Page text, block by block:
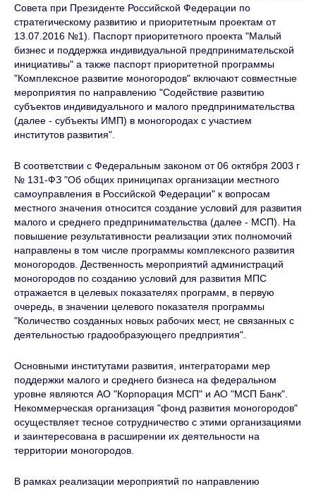
Совета при Президенте Российской Федерации по
стратегическому развитию и приоритетным проектам от
13.07.2016 №1). Паспорт приоритетного проекта "Малый
бизнес и поддержка индивидуальной предпринимательской
инициативы" а также паспорт приоритетной программы
"Комплексное развитие моногородов" включают совместные
мероприятия по направлению "Содействие развитию
субъектов индивидуального и малого предпринимательства
(далее - субъекты ИМП) в моногородах с участием
институтов развития".
В соответствии с Федеральным законом от 06 октября 2003 г
№ 131-ФЗ "Об общих приниципах организации местного
самоуправления в Российской Федерации" к вопросам
местного значения относится создание условий для развития
малого и среднего предпринимательства (далее - МСП). На
повышение результативности реализации этих полномочий
направлены в том числе программы комплексного развития
моногородов. Дественность мероприятий администраций
моногородов по созданию условий для развития МПС
отражается в целевых показателях программ, в первую
очередь, в значении целевого показателя программы
"Количество созданных новых рабочих мест, не связанных с
деятельностью градообразующего предприятия".
Основными институтами развития, интеграторами мер
поддержки малого и среднего бизнеса на федеральном
уровне являются АО "Корпорация МСП" и АО "МСП Банк".
Некоммерческая организация "фонд развития моногородов"
осуществляет тесное сотрудничество с этими организациями
и заинтересована в расширении их деятельности на
территории моногородов.
В рамках реализации мероприятий по направлению